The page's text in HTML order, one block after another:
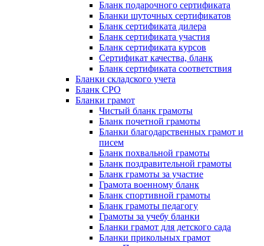
Бланк подарочного сертификата
Бланки шуточных сертификатов
Бланк сертификата дилера
Бланк сертификата участия
Бланк сертификата курсов
Сертификат качества, бланк
Бланк сертификата соответствия
Бланки складского учета
Бланк СРО
Бланки грамот
Чистый бланк грамоты
Бланк почетной грамоты
Бланки благодарственных грамот и
писем
Бланк похвальной грамоты
Бланк поздравительной грамоты
Бланк грамоты за участие
Грамота военному бланк
Бланк спортивной грамоты
Бланк грамоты педагогу
Грамоты за учебу бланки
Бланки грамот для детского сада
Бланки прикольных грамот